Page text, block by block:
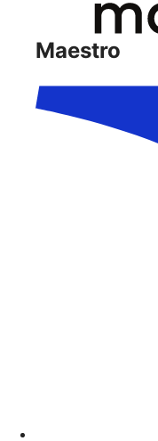
Maestro